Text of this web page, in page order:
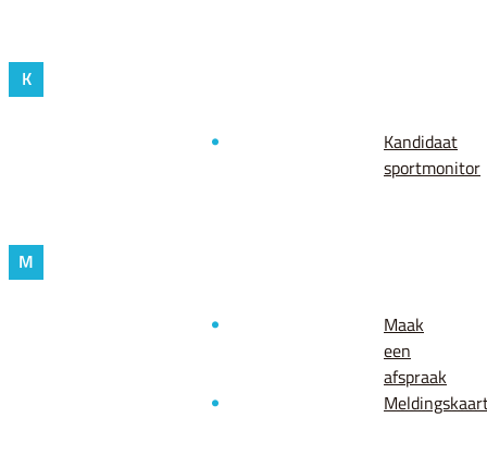
K
Kandidaat
sportmonitor
M
Maak
een
afspraak